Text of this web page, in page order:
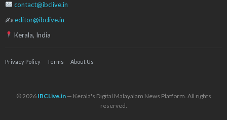
contact@ibclive.in
✍ editor@ibclive.in
Kerala, India
Privacy Policy Terms About Us
© 2026 IBCLive.in— Kerala's Digital Malayalam News Platform. All rights
reserved.